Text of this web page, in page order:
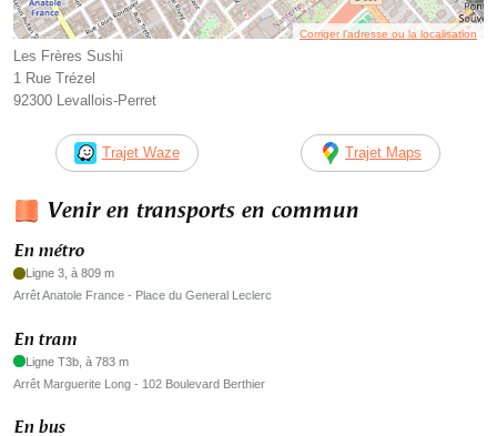
Corriger l’adresse ou la localisation
Les Frères Sushi
1 Rue Trézel
92300 Levallois-Perret
Trajet Waze Trajet Maps
Venir en transports en commun
En métro
Ligne 3, à 809 m
Arrêt Anatole France - Place du General Leclerc
En tram
Ligne T3b, à 783 m
Arrêt Marguerite Long - 102 Boulevard Berthier
En bus